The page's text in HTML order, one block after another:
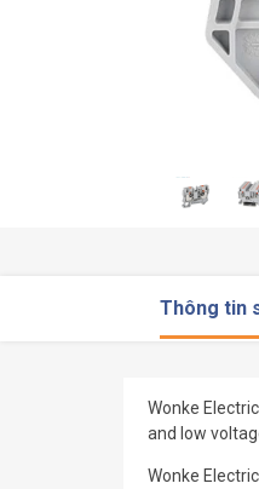
Thông tin
Wonke
and low
Wonke